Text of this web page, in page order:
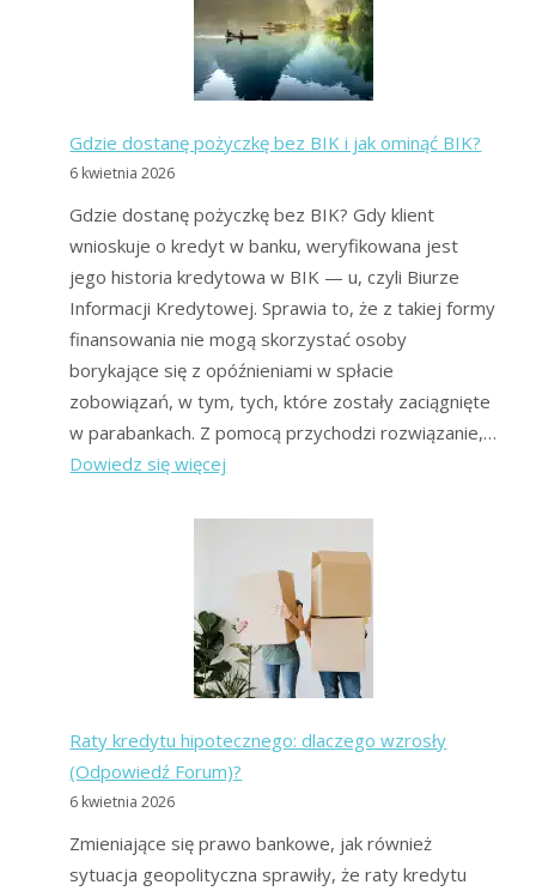
Konsolidacja
Gdzie dostanę pożyczkę bez BIK i jak ominąć BIK?
6 kwietnia 2026
Gdzie dostanę pożyczkę bez BIK? Gdy klient
wnioskuje o kredyt w banku, weryfikowana jest
jego historia kredytowa w BIK — u, czyli Biurze
Informacji Kredytowej. Sprawia to, że z takiej formy
finansowania nie mogą skorzystać osoby
borykające się z opóźnieniami w spłacie
zobowiązań, w tym, tych, które zostały zaciągnięte
w parabankach. Z pomocą przychodzi rozwiązanie,…
Dowiedz się więcej
dostanę
BIK
i
jak
BIK?
Raty kredytu hipotecznego: dlaczego wzrosły
(Odpowiedź Forum)?
6 kwietnia 2026
Zmieniające się prawo bankowe, jak również
sytuacja geopolityczna sprawiły, że raty kredytu